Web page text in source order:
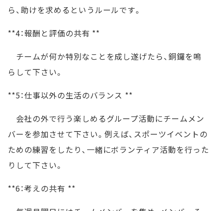
ら、助けを求めるというルールです。
**4：報酬と評価の共有 **
チームが何か特別なことを成し遂げたら、銅鑼を鳴
らして下さい。
**5：仕事以外の生活のバランス **
会社の外で行う楽しめるグループ活動にチームメン
バーを参加させて下さい。例えば、スポーツイベントの
ための練習をしたり、一緒にボランティア活動を行った
りして下さい。
**6：考えの共有 **